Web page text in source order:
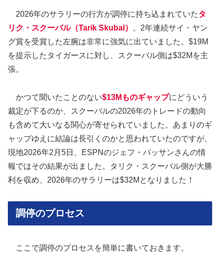
2026年のサラリーの行方が調停に持ち込まれていたタ
リク・スクーバル（Tarik Skubal） 。2年連続サイ・ヤン
グ賞を受賞した左腕は非常に強気に出ていました。$19M
を提示したタイガースに対し、スクーバル側は$32Mを主
張。
かつて聞いたことのない$13Mものギャップにどういう
裁定が下るのか、スクーバルの2026年のトレードの動向
も含めて大いなる関心が寄せられていました。あまりのギ
ャップゆえに結論は長引くのかと思われていたのですが、
現地2026年2月5日、ESPNのジェフ・パッサンさんの情
報ではその結果が出ました。タリク・スクーバル側が大勝
利を収め、2026年のサラリーは$32Mとなりました！
調停のプロセス
ここで調停のプロセスを簡単に書いておきます。